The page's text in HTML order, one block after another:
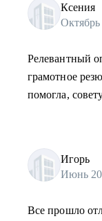
Ксения
Октябрь
Релевантный
грамотное
помогла,
Игорь
Июнь
Все прошло